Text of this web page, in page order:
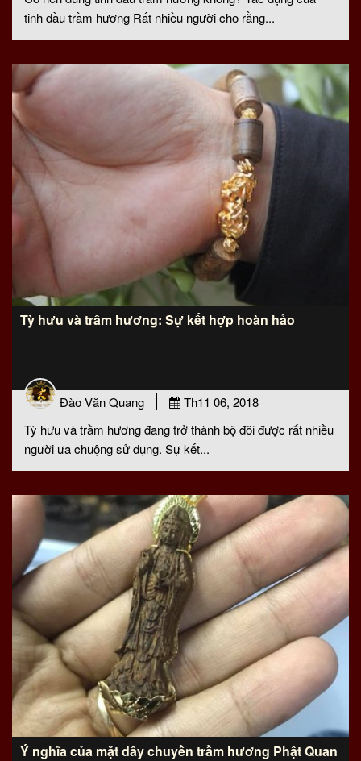
tinh dầu trầm hương Rất nhiều người cho rằng...
Tỳ hưu và trầm hương: Sự kết hợp hoàn hảo
Đào Văn Quang
Th11 06, 2018
Tỳ hưu và trầm hương đang trở thành bộ đôi được rất nhiều
người ưa chuộng sử dụng. Sự kết...
Ý nghĩa của mặt dây chuyền trầm hương Phật Quan